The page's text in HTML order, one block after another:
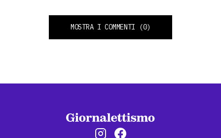
MOSTRA I COMMENTI (0)